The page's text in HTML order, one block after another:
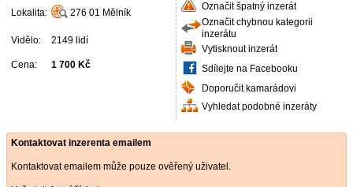
Lokalita: 276 01 Mělník
Vidělo: 2149 lidí
Cena: 1 700 Kč
Označit špatný inzerát
Označit chybnou kategorii
inzerátu
Vytisknout inzerát
Sdílejte na Facebooku
Doporučit kamarádovi
Vyhledat podobné inzeráty
Kontaktovat inzerenta emailem
Kontaktovat emailem může pouze ověřený uživatel.